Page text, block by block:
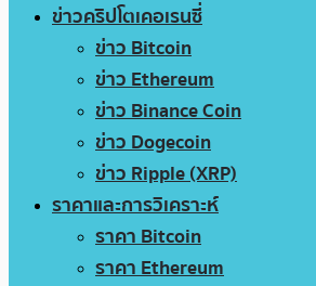
ข่าวคริปโตเคอเรนซี่
ข่าว Bitcoin
ข่าว Ethereum
ข่าว Binance Coin
ข่าว Dogecoin
ข่าว Ripple (XRP)
ราคาและการวิเคราะห์
ราคา Bitcoin
ราคา Ethereum